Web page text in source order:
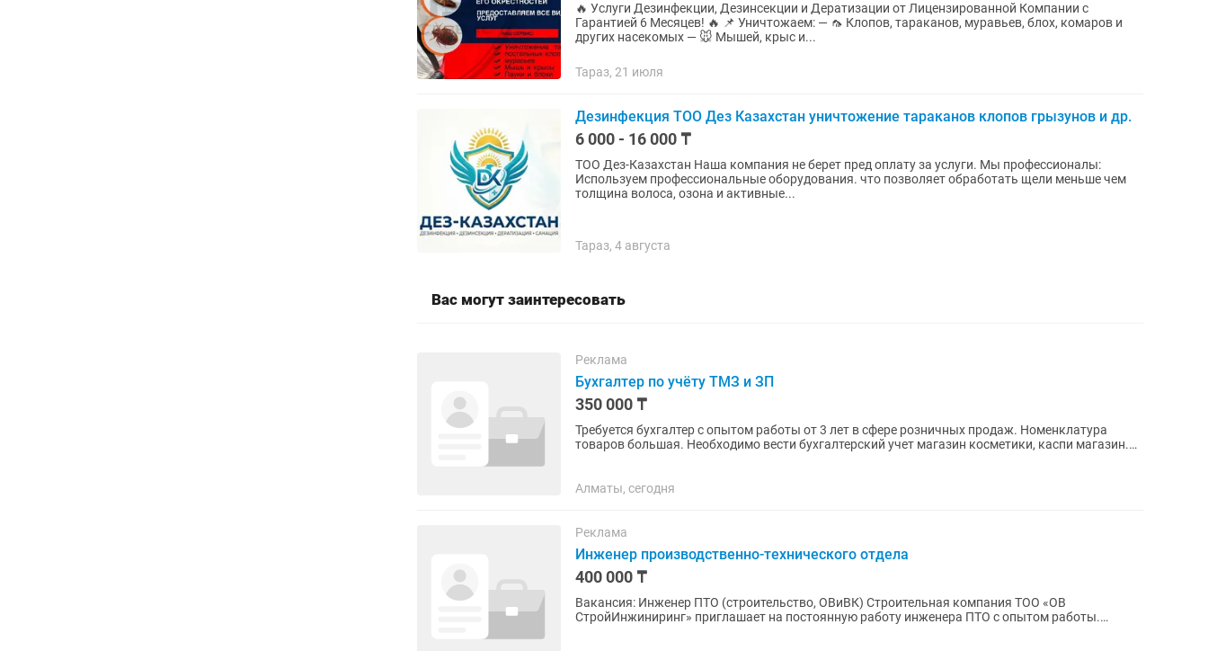
🔥 Услуги Дезинфекции, Дезинсекции и Дератизации от Лицензированной Компании с
Гарантией 6 Месяцев! 🔥 📌 Уничтожаем: — 🦟 Клопов, тараканов, муравьев, блох, комаров и
других насекомых — 🐭 Мышей, крыс и...
Тараз, 21 июля
Дезинфекция ТОО Дез Казахстан уничтожение тараканов клопов грызунов и др.
6 000 - 16 000 ₸
ТОО Дез-Казахстан Наша компания не берет пред оплату за услуги. Мы профессионалы:
Используем профессиональные оборудования. что позволяет обработать щели меньше чем
толщина волоса, озона и активные...
Тараз, 4 августа
Вас могут заинтересовать
Реклама
Бухгалтер по учёту ТМЗ и ЗП
350 000 ₸
Требуется бухгалтер с опытом работы от 3 лет в сфере розничных продаж. Номенклатура
товаров большая. Необходимо вести бухгалтерский учет магазин косметики, каспи магазин.
Алматы, сегодня
Реклама
Инженер производственно-технического отдела
400 000 ₸
Вакансия: Инженер ПТО (строительство, ОВиВК) Строительная компания ТОО «ОВ
СтройИнжиниринг» приглашает на постоянную работу инженера ПТО с опытом работы.